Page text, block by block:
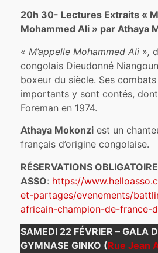
20h 30- Lectures Extraits «
Mohammed Ali » par Athaya
« M’appelle Mohammed Ali »,
congolais Dieudonné
boxeur du siècle. Ses
importants y sont contés,
Foreman en 1974.
Athaya Mokonzi est un
français d’origine congolaise.
RÉSERVATIONS
ASSO: https://
et-partages/evenements/
africain-champion-de-france-
SAMEDI 22 FÉVRIER – GALA
GYMNASE GINKO (Rue Jean